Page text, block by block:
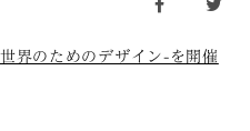
界のためのデザイン-を開催